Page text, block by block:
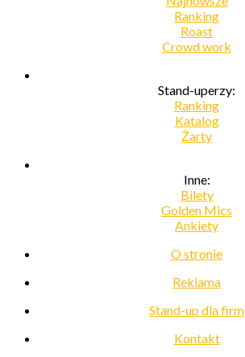
Ranking
Roast
Crowd work
Stand-uperzy:
Ranking
Katalog
Żarty
Inne:
Bilety
Golden Mics
Ankiety
O stronie
Reklama
Stand-up dla firm
Kontakt